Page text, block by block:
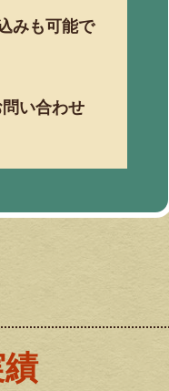
みも可能で
い合わせ